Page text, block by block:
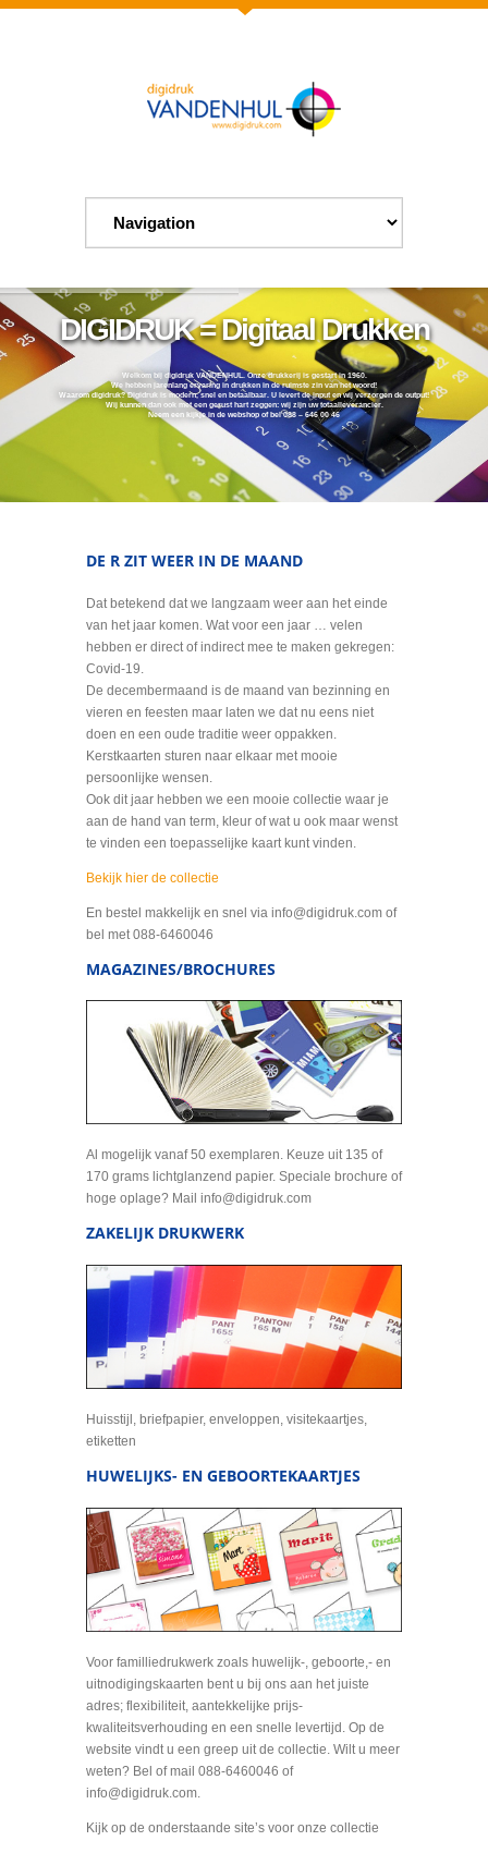
Welkom bij digidruk VANDENHUL. Onze drukkerij is gestart in 1960.
We hebben jarenlang ervaring in drukken in de ruimste zin van het woord!
Waarom digidruk? Digidruk is modern, snel en betaalbaar. U levert de input en wij verzorgen de output!
Wij kunnen dan ook met een gerust hart zeggen: wij zijn uw totaalleverancier.
Neem een kijkje in de webshop of bel 088 – 646 00 46
DIGIDRUK = Digitaal Drukken
DE R ZIT WEER IN DE MAAND
Dat betekend dat we langzaam weer aan het einde
van het jaar komen. Wat voor een jaar … velen
hebben er direct of indirect mee te maken gekregen:
Covid-19.
De decembermaand is de maand van bezinning en
vieren en feesten maar laten we dat nu eens niet
doen en een oude traditie weer oppakken.
Kerstkaarten sturen naar elkaar met mooie
persoonlijke wensen.
Ook dit jaar hebben we een mooie collectie waar je
aan de hand van term, kleur of wat u ook maar wenst
te vinden een toepasselijke kaart kunt vinden.
Bekijk hier de collectie
En bestel makkelijk en snel via info@digidruk.com of
bel met 088-6460046
MAGAZINES/BROCHURES
Al mogelijk vanaf 50 exemplaren. Keuze uit 135 of
170 grams lichtglanzend papier. Speciale brochure of
hoge oplage? Mail info@digidruk.com
ZAKELIJK DRUKWERK
Huisstijl, briefpapier, enveloppen, visitekaartjes,
etiketten
HUWELIJKS- EN GEBOORTEKAARTJES
Voor familliedrukwerk zoals huwelijk-, geboorte,- en
uitnodigingskaarten bent u bij ons aan het juiste
adres; flexibiliteit, aantekkelijke prijs-
kwaliteitsverhouding en een snelle levertijd. Op de
website vindt u een greep uit de collectie. Wilt u meer
weten? Bel of mail 088-6460046 of
info@digidruk.com.
Kijk op de onderstaande site’s voor onze collectie